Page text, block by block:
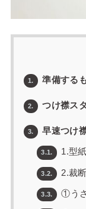
1. 準備する
2. つけ襟ス
3. 早速つけ
3.1. 1.型
3.2. 2.裁
3.3. ①う